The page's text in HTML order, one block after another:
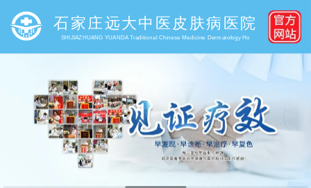
石家庄远大中医皮肤病医院
SHIJIAZHUANG YUANDA Traditional Chinese Medicine Dermatology Ho